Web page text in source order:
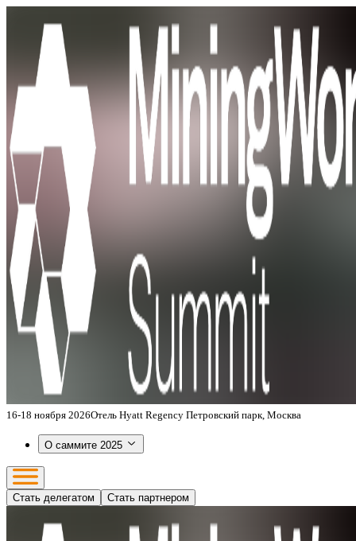
16-18 ноября 2026Отель Hyatt Regency Петровский парк, Москва
О саммите 2025
Стать делегатом Стать партнером